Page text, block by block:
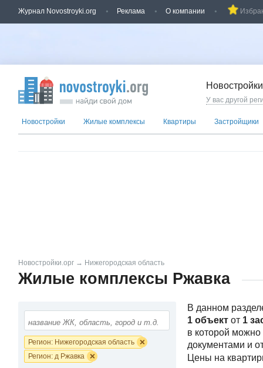
Журнал Novostroyki.org Реклама О компании
У вас другой
Новостройки Жилые комплексы Квартиры Застройщики
Новостройки.орг → Нижегородская область
Жилые комплексы Ржавка
Регион: Нижегородская область
Регион: д Ржавка
В данном
1 объект от 1
в которой
документами и
Цены на